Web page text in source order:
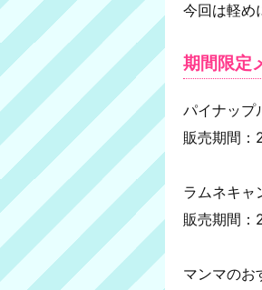
今回は軽め
期間限定
パイナッ
販売期間：
ラムネキ
販売期間：
マンマの